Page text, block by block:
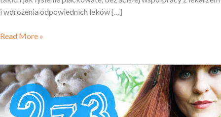
i wdrożenia odpowiednich leków […]
Read More »
Proteiny
i aminokwasy
w pielęgnacji
włosów